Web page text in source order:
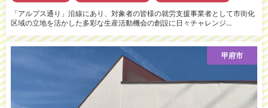
「アルプス通り」沿線にあり、対象者の皆様の就労支援事業者として市街化
区域の立地を活かした多彩な生産活動機会の創設に日々チャレンジ...
甲府市